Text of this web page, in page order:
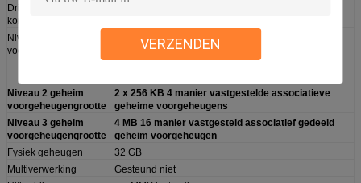
VERZENDEN
Drijvend
kommaeenheid
Niveau 1 geheim
voorgeheugengrootte
2 x 32 KB 8 geheime voorgeheugens van de manier
de vastgestelde associatieve instructie
2 x 32 KB 8 geheime voorgeheugens van manier de
Niveau 2 geheim
voorgeheugengrootte
2 x 256 KB 4 manier vastgestelde associatieve
geheime voorgeheugens
Niveau 3 geheim
voorgeheugengrootte
4 MB 16 manier vastgesteld associatief gedeeld
geheim voorgeheugen
Fysiek geheugen
32 GB
Multiverwerking
Gesteund niet